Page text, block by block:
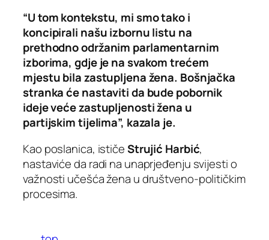
“U tom kontekstu, mi smo tako i
koncipirali našu izbornu listu na
prethodno održanim parlamentarnim
izborima, gdje je na svakom trećem
mjestu bila zastupljena žena. Bošnjačka
stranka će nastaviti da bude pobornik
ideje veće zastupljenosti žena u
partijskim tijelima”, kazala je.
Kao poslanica, ističeStrujić Harbić,
nastaviće da radi na unaprjeđenju svijesti o
važnosti učešća žena u društveno-političkim
procesima.